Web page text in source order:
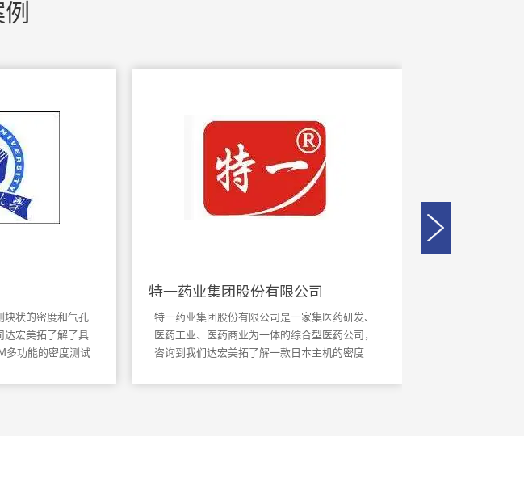
司
一家集医药研发、
综合型医药公司，
日本主机的密度
河北汉光重工有限责任公司
河北汉光重工有限责任公司的技术员李女士跟我
们业务咨询了粉末密度计产品的相关信息，了解
清楚了仪器的操作步骤后就直接谈仪器的购买事